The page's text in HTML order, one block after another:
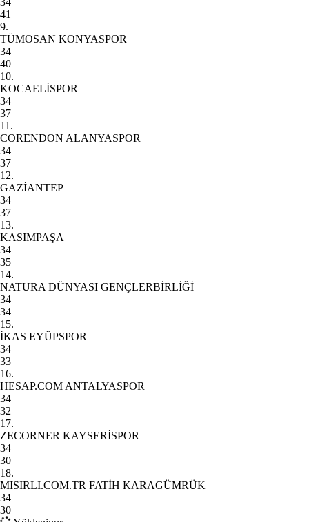
41
9.
TÜMOSAN KONYASPOR
34
40
10.
KOCAELİSPOR
34
37
11.
CORENDON ALANYASPOR
34
37
12.
GAZİANTEP
34
37
13.
KASIMPAŞA
34
35
14.
NATURA DÜNYASI GENÇLERBİRLİĞİ
34
34
15.
İKAS EYÜPSPOR
34
33
16.
HESAP.COM ANTALYASPOR
34
32
17.
ZECORNER KAYSERİSPOR
34
30
18.
MISIRLI.COM.TR FATİH KARAGÜMRÜK
34
30